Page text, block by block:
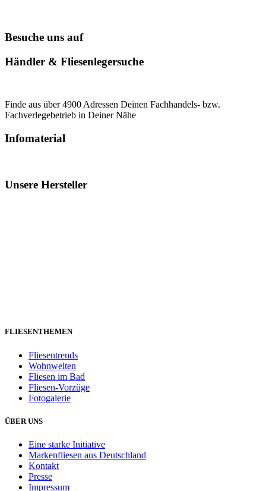
Besuche uns auf
Händler & Fliesenlegersuche
Finde aus über 4900 Adressen Deinen Fachhandels- bzw.
Fachverlegebetrieb in Deiner Nähe
Infomaterial
Unsere Hersteller
FLIESENTHEMEN
Fliesentrends
Wohnwelten
Fliesen im Bad
Fliesen-Vorzüge
Fotogalerie
ÜBER UNS
Eine starke Initiative
Markenfliesen aus Deutschland
Kontakt
Presse
Impressum